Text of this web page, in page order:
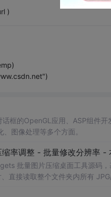
)
框的OpenGL应用、ASP组件
图像处理等多个方面。
率调整 - 批量修改分辨率 -
批量图片压缩桌面工具源码
直接读取整个文件夹内所有